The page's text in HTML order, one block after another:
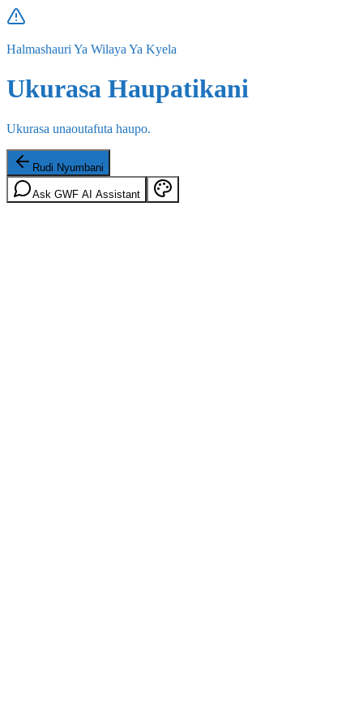
Halmashauri Ya Wilaya Ya Kyela
Ukurasa Haupatikani
Ukurasa unaoutafuta haupo.
Rudi Nyumbani
Ask GWF AI Assistant